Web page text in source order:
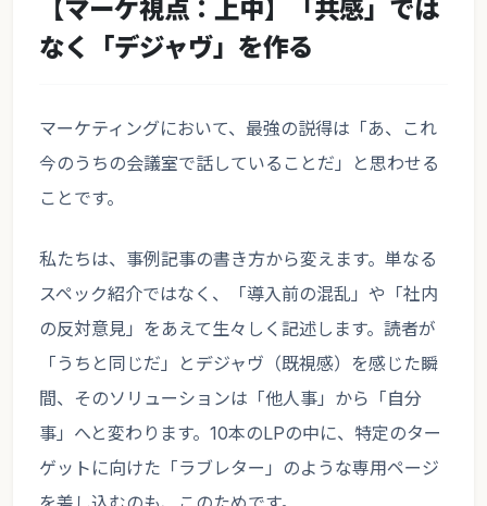
【マーケ視点：上中】「共感」では
なく「デジャヴ」を作る
マーケティングにおいて、最強の説得は「あ、これ
今のうちの会議室で話していることだ」と思わせる
ことです。
私たちは、事例記事の書き方から変えます。単なる
スペック紹介ではなく、「導入前の混乱」や「社内
の反対意見」をあえて生々しく記述します。読者が
「うちと同じだ」とデジャヴ（既視感）を感じた瞬
間、そのソリューションは「他人事」から「自分
事」へと変わります。10本のLPの中に、特定のター
ゲットに向けた「ラブレター」のような専用ページ